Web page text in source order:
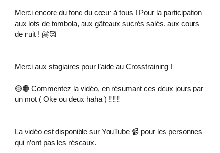
Merci encore du fond du cœur à tous ! Pour la participation
aux lots de tombola, aux gâteaux sucrés salés, aux cours
de nuit ! 🤗🥰
Merci aux stagiaires pour l’aide au Crosstraining !
🟡🟠 Commentez la vidéo, en résumant ces deux jours par
un mot ( Oke ou deux haha ) ‼️‼️‼️
La vidéo est disponible sur YouTube 📹 pour les personnes
qui n’ont pas les réseaux.